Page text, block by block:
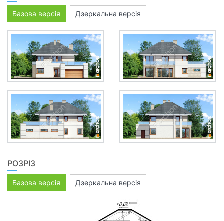
Базова версія Дзеркальна версія
РОЗРІЗ
Базова версія Дзеркальна версія